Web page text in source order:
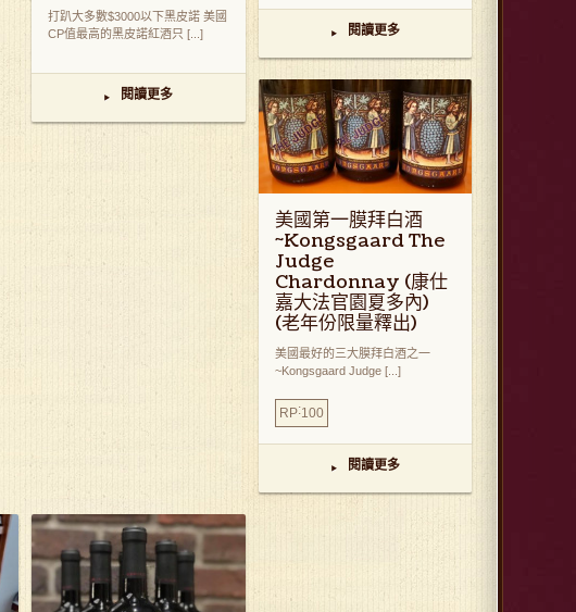
打趴大多數$3000以下黑皮諾 美國
CP值最高的黑皮諾紅酒只 [...]
▸ 閱讀更多
▸ 閱讀更多
美國第一膜拜白酒
~Kongsgaard The
Judge
Chardonnay (康仕
嘉大法官園夏多內)
(老年份限量釋出)
美國最好的三大膜拜白酒之一
~Kongsgaard Judge [...]
RP:100
▸ 閱讀更多